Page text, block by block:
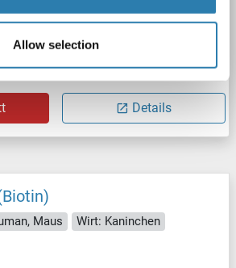
Allow selection
Details
Maus
Wirt: Kaninchen